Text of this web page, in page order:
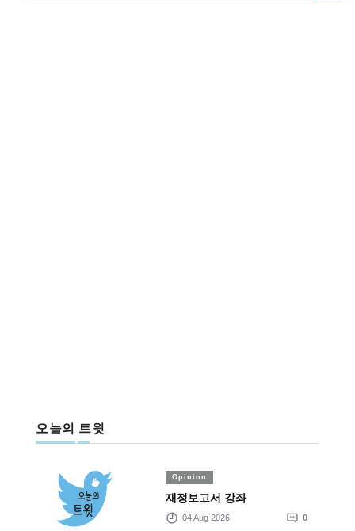
오늘의 트윗
Opinion
재정보고서 강좌
04 Aug 2026 0